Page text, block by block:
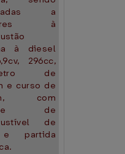
a
à
à diesel
296cc,
de
e curso de
com
de
de
partida